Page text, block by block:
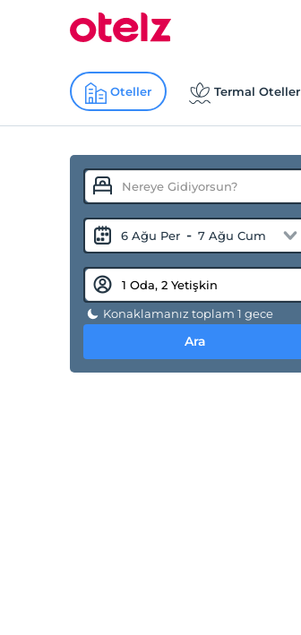
Oteller Termal Oteller
6 Ağu Per - 7 Ağu Cum
Konaklamanız toplam 1 gece
Ara